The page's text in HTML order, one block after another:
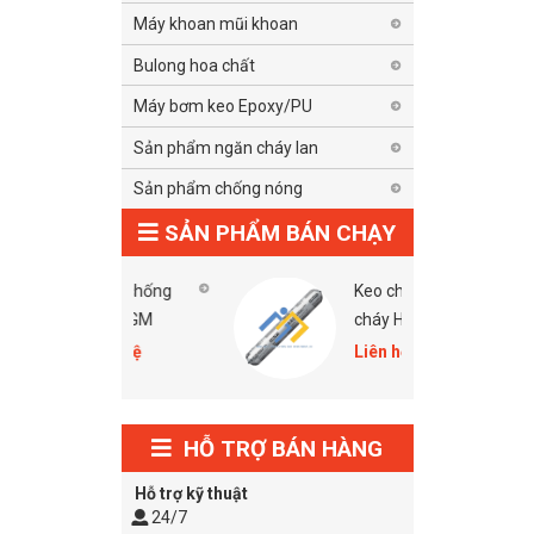
Máy khoan mũi khoan
Bulong hoa chất
Máy bơm keo Epoxy/PU
Sản phẩm ngăn cháy lan
Sản phẩm chống nóng
SẢN PHẨM BÁN CHẠY
Keo chống
cháy Hilti Cp
606 Grey
Liên hệ
HỖ TRỢ BÁN HÀNG
Hỗ trợ kỹ thuật
24/7